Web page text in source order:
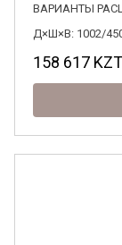
ВАРИАНТЫ
Д×Ш×В: 1002/
158 617 KZT